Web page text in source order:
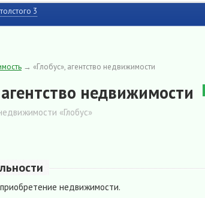
3
→ «Глобус», агентство недвижимости
агентство недвижимости
«Глобус»
недвижимости.